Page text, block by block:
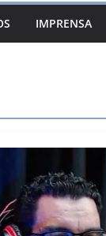
Campos do
León: o
e turismo à
IMPRENSA